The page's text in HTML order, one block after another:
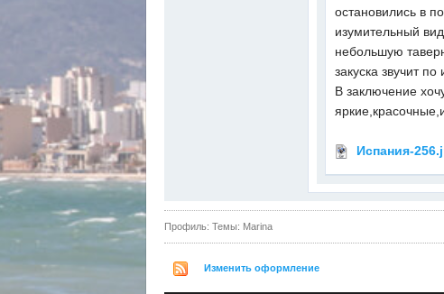
остановились в
изумительный
небольшую
закуска звучит
В заключение
Испания-
Профиль: Темы: Marina
Изменить оформление